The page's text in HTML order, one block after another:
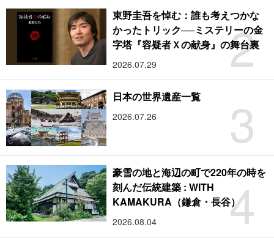
2
東野圭吾を悼む：誰も考えつかな
かったトリック──ミステリーの金
字塔『容疑者Ｘの献身』の舞台裏
2026.07.29
3
日本の世界遺産一覧
2026.07.26
4
豪雪の地と海辺の町で220年の時を
刻んだ伝統建築 : WITH
KAMAKURA（鎌倉・長谷）
2026.08.04